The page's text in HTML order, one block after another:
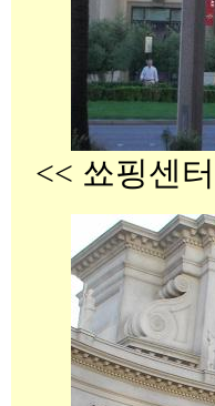
<< 쑈핑센